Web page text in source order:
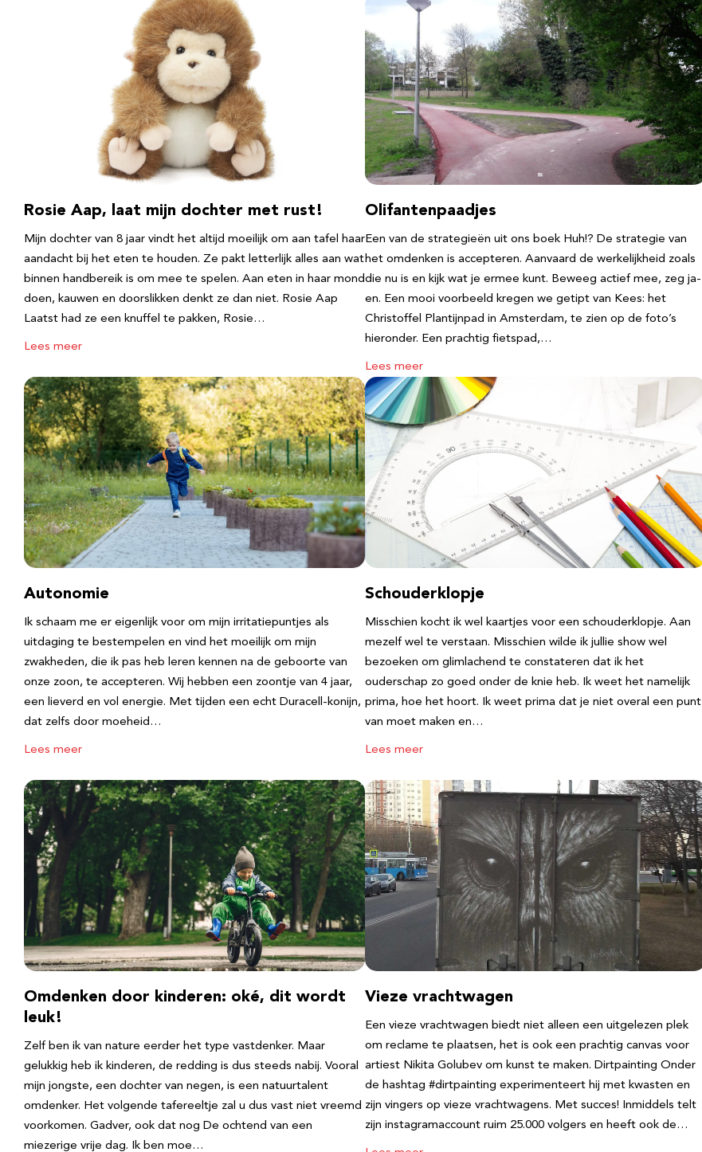
Rosie Aap, laat mijn dochter met rust!
Mijn dochter van 8 jaar vindt het altijd moeilijk om aan tafel haar
aandacht bij het eten te houden. Ze pakt letterlijk alles aan wat
binnen handbereik is om mee te spelen. Aan eten in haar mond
doen, kauwen en doorslikken denkt ze dan niet. Rosie Aap
Laatst had ze een knuffel te pakken, Rosie…
Lees meer
Olifantenpaadjes
Een van de strategieën uit ons boek Huh!? De strategie van
het omdenken is accepteren. Aanvaard de werkelijkheid zoals
die nu is en kijk wat je ermee kunt. Beweeg actief mee, zeg ja-
en. Een mooi voorbeeld kregen we getipt van Kees: het
Christoffel Plantijnpad in Amsterdam, te zien op de foto’s
hieronder. Een prachtig fietspad,…
Lees meer
Autonomie
Ik schaam me er eigenlijk voor om mijn irritatiepuntjes als
uitdaging te bestempelen en vind het moeilijk om mijn
zwakheden, die ik pas heb leren kennen na de geboorte van
onze zoon, te accepteren. Wij hebben een zoontje van 4 jaar,
een lieverd en vol energie. Met tijden een echt Duracell-konijn,
dat zelfs door moeheid…
Lees meer
Schouderklopje
Misschien kocht ik wel kaartjes voor een schouderklopje. Aan
mezelf wel te verstaan. Misschien wilde ik jullie show wel
bezoeken om glimlachend te constateren dat ik het
ouderschap zo goed onder de knie heb. Ik weet het namelijk
prima, hoe het hoort. Ik weet prima dat je niet overal een punt
van moet maken en…
Lees meer
Omdenken door kinderen: oké, dit wordt
leuk!
Zelf ben ik van nature eerder het type vastdenker. Maar
gelukkig heb ik kinderen, de redding is dus steeds nabij. Vooral
mijn jongste, een dochter van negen, is een natuurtalent
omdenker. Het volgende tafereeltje zal u dus vast niet vreemd
voorkomen. Gadver, ook dat nog De ochtend van een
miezerige vrije dag. Ik ben moe…
Vieze vrachtwagen
Een vieze vrachtwagen biedt niet alleen een uitgelezen plek
om reclame te plaatsen, het is ook een prachtig canvas voor
artiest Nikita Golubev om kunst te maken. Dirtpainting Onder
de hashtag #dirtpainting experimenteert hij met kwasten en
zijn vingers op vieze vrachtwagens. Met succes! Inmiddels telt
zijn instagramaccount ruim 25.000 volgers en heeft ook de…